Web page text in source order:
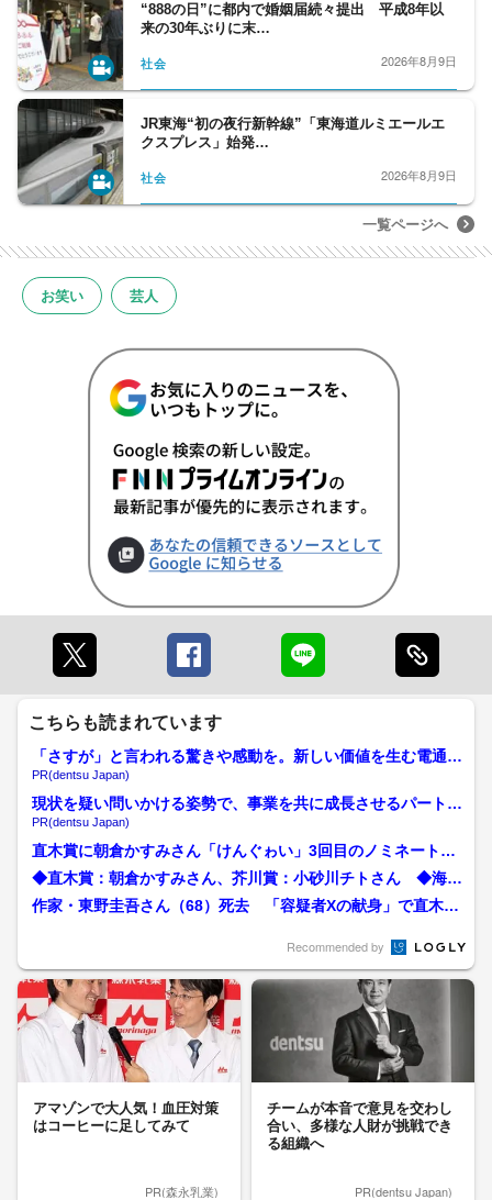
“888の日”に都内で婚姻届続々提出 平成8年以
来の30年ぶりに末…
社会 2026年8月9日
JR東海“初の夜行新幹線”「東海道ルミエールエ
クスプレス」始発…
社会 2026年8月9日
一覧ページへ
お笑い 芸人
こちらも読まれています
「さすが」と言われる驚きや感動を。新しい価値を生む電通の
挑戦
PR(dentsu Japan)
現状を疑い問いかける姿勢で、事業を共に成長させるパートナ
ーへ
PR(dentsu Japan)
直木賞に朝倉かすみさん「けんぐゎい」3回目のノミネートで
受賞 オードリー若林さん...
◆直木賞：朝倉かすみさん、芥川賞：小砂川チトさん ◆海外
ヒットの裏に翻訳家の“推...
作家・東野圭吾さん（68）死去 「容疑者Xの献身」で直木
Recommended by
アマゾンで大人気！血圧対策
はコーヒーに足してみて
PR(森永乳業)
チームが本音で意見を交わし
合い、多様な人財が挑戦でき
る組織へ
PR(dentsu Japan)